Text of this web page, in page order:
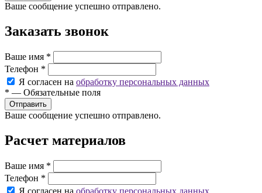
Ваше сообщение успешно отправлено.
Заказать звонок
Ваше имя *
Телефон *
Я согласен на обработку персональных данных
* — Обязательные поля
Ваше сообщение успешно отправлено.
Расчет материалов
Ваше имя *
Телефон *
Я согласен на обработку персональных данных